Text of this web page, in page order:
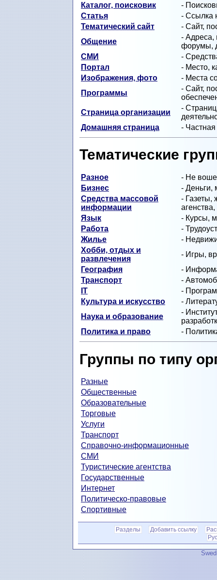
Каталог, поисковик
-
Статья
- Ссылка
Тематический сайт
- Сайт,
Общение
- Адреса,
форумы,
СМИ
-
Портал
- Место,
Изображения, фото
- Места
Программы
- Сайт,
Страница организации
-
Домашняя страница
- Частная
Тематические
Разное
- Не
Бизнес
- Деньги,
Средства массовой
информации
- Газеты,
Язык
- Курсы,
Работа
-
Жилье
-
Хобби, отдых и
развлечения
- Игры,
География
-
Транспорт
-
IT
-
Культура и искусство
-
Наука и образование
-
Политика и право
-
Группы по типу
Разные
Общественные
Образовательные
Торговые
Услуги
Транспорт
Справочно-информационные
СМИ
Туристические агентства
Государственные
Интернет
Политическо-правовые
Спортивные
Разделы Добавить ссылку